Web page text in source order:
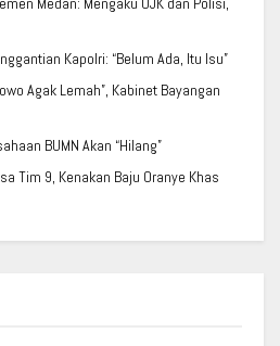
Kapolri: “Belum Ada, Itu Isu”
Agak Lemah”, Kabinet Bayangan
BUMN Akan “Hilang”
Tim 9, Kenakan Baju Oranye Khas